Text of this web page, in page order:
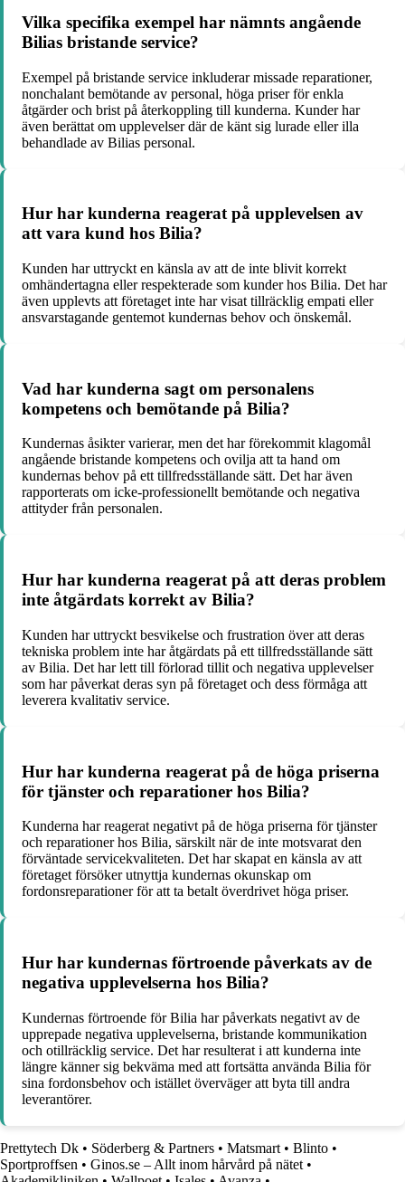
Vilka specifika exempel har nämnts angående
Bilias bristande service?
Exempel på bristande service inkluderar missade reparationer,
nonchalant bemötande av personal, höga priser för enkla
åtgärder och brist på återkoppling till kunderna. Kunder har
även berättat om upplevelser där de känt sig lurade eller illa
behandlade av Bilias personal.
Hur har kunderna reagerat på upplevelsen av
att vara kund hos Bilia?
Kunden har uttryckt en känsla av att de inte blivit korrekt
omhändertagna eller respekterade som kunder hos Bilia. Det har
även upplevts att företaget inte har visat tillräcklig empati eller
ansvarstagande gentemot kundernas behov och önskemål.
Vad har kunderna sagt om personalens
kompetens och bemötande på Bilia?
Kundernas åsikter varierar, men det har förekommit klagomål
angående bristande kompetens och ovilja att ta hand om
kundernas behov på ett tillfredsställande sätt. Det har även
rapporterats om icke-professionellt bemötande och negativa
attityder från personalen.
Hur har kunderna reagerat på att deras problem
inte åtgärdats korrekt av Bilia?
Kunden har uttryckt besvikelse och frustration över att deras
tekniska problem inte har åtgärdats på ett tillfredsställande sätt
av Bilia. Det har lett till förlorad tillit och negativa upplevelser
som har påverkat deras syn på företaget och dess förmåga att
leverera kvalitativ service.
Hur har kunderna reagerat på de höga priserna
för tjänster och reparationer hos Bilia?
Kunderna har reagerat negativt på de höga priserna för tjänster
och reparationer hos Bilia, särskilt när de inte motsvarat den
förväntade servicekvaliteten. Det har skapat en känsla av att
företaget försöker utnyttja kundernas okunskap om
fordonsreparationer för att ta betalt överdrivet höga priser.
Hur har kundernas förtroende påverkats av de
negativa upplevelserna hos Bilia?
Kundernas förtroende för Bilia har påverkats negativt av de
upprepade negativa upplevelserna, bristande kommunikation
och otillräcklig service. Det har resulterat i att kunderna inte
längre känner sig bekväma med att fortsätta använda Bilia för
sina fordonsbehov och istället överväger att byta till andra
leverantörer.
Prettytech Dk • Söderberg & Partners • Matsmart • Blinto •
Sportproffsen • Ginos.se – Allt inom hårvård på nätet •